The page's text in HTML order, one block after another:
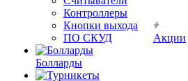
Контроллеры
Кнопки выхода
ПО СКУД
Болларды
Акции